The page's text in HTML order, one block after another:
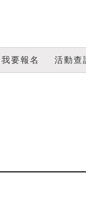
我要報名 活動查